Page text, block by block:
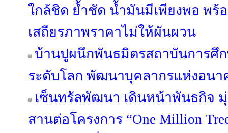
ใกล้ชิด ย้ำชัด น้ำมันมีเพียงพอ พร้
เสถียรภาพราคาไม่ให้ผันผวน
บ้านปูผนึกพันธมิตรสถาบันการศึ
ระดับโลก พัฒนาบุคลากรแห่งอนา
เซ็นทรัลพัฒนา เดินหน้าพันธกิจ มุ่
สานต่อโครงการ “One Million